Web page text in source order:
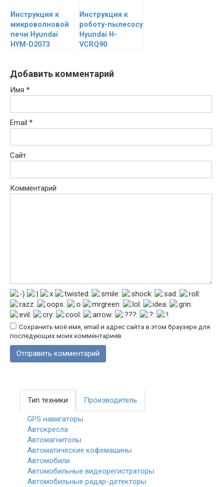
Инструкция к
микроволновой
печи Hyundai
HYM-D2073
Инструкция к
роботу-пылесосу
Hyundai H-
VCRQ90
Добавить комментарий
Имя *
Email *
Сайт
Комментарий
Сохранить моё имя, email и адрес сайта в этом браузере для
последующих моих комментариев.
Тип техники Производитель
GPS навигаторы
Автокресла
Автомагнитолы
Автоматические кофемашины
Автомобили
Автомобильные видеорегистраторы
Автомобильные радар-детекторы